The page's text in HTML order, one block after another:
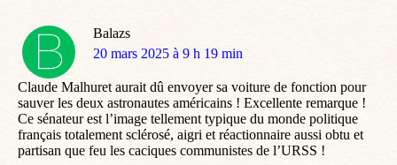
Balazs
dit
20 mars 2025 à 9 h 19 min
Claude Malhuret aurait dû envoyer sa voiture de fonction pour
sauver les deux astronautes américains ! Excellente remarque !
Ce sénateur est l’image tellement typique du monde politique
français totalement sclérosé, aigri et réactionnaire aussi obtu et
partisan que feu les caciques communistes de l’URSS !